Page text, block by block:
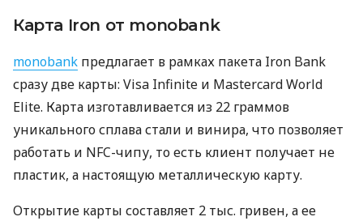
Карта Iron от monobank
monobank предлагает в рамках пакета Iron Bank
сразу две карты: Visa Infinite и Mastercard World
Elite. Карта изготавливается из 22 граммов
уникального сплава стали и винира, что позволяет
работать и NFC-чипу, то есть клиент получает не
пластик, а настоящую металлическую карту.
Открытие карты составляет 2 тыс. гривен, а ее